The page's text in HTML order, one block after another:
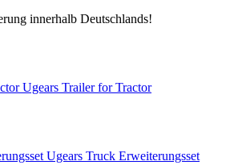
innerhalb Deutschlands!
Ugears Trailer for Tractor
Ugears Truck Erweiterungsset